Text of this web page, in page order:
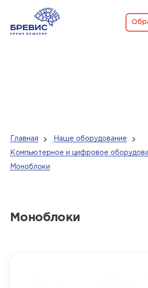
Главная Наше оборудование
Компьютерное и цифровое
Моноблоки
Моноблоки